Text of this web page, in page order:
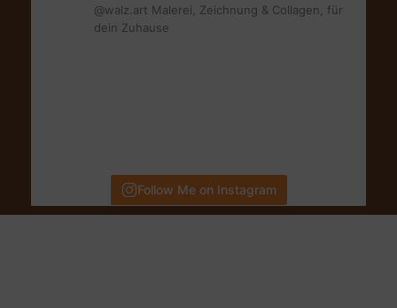
@walz.art Malerei, Zeichnung & Collagen, für
dein Zuhause
Follow Me on Instagram